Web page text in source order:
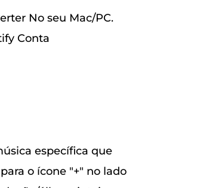
No seu Mac/PC.
Conta
específica que
o ícone "+" no lado